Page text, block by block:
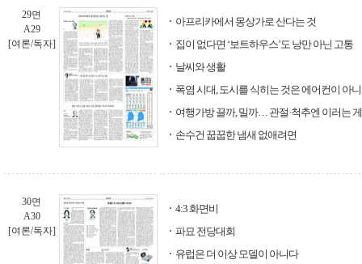
29면
A29
[여론/독자]
아프리카에서 몽상가로 산다는 것
집이 없다면 ‘보트하우스’도 낭만 아닌 고통
날씨와 생활
폭염 시대, 도시를 식히는 것은 에어컨이 아
여행가방 끌까, 밀까… 관절·척추엔 이러는
손수건 꿉꿉한 냄새 없애려면
30면
A30
[여론/독자]
4:3 화면비
파묘 전당대회
유럽은 더 이상 모델이 아니다